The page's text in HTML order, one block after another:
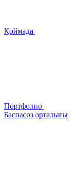
Қоймада
Портфолио
Баспасөз орталығы